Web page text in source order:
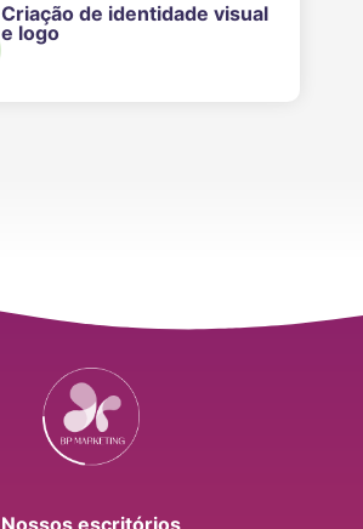
Criação de identidade visual
e logo
Nossos escritórios